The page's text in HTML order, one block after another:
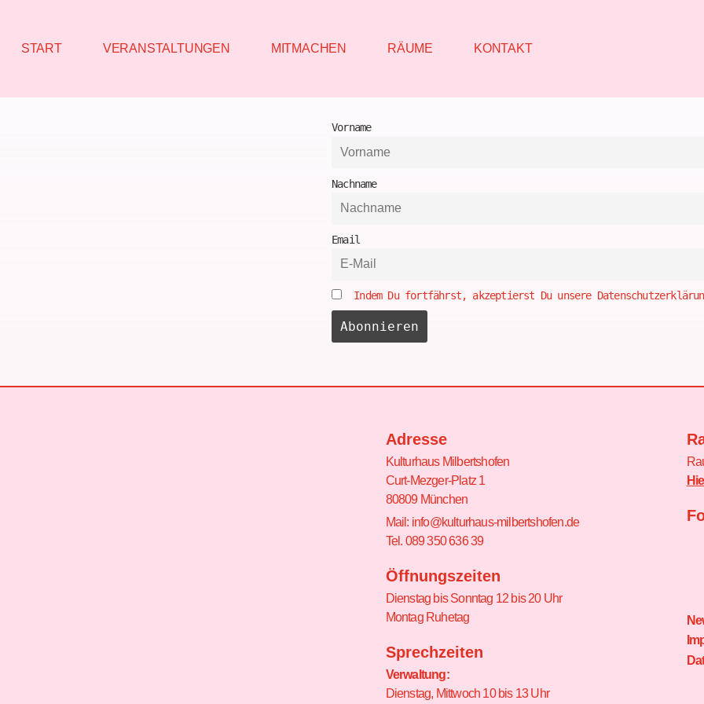
START VERANSTALTUNGEN MITMACHEN RÄUME KONTAKT
Vorname
Nachname
Email
Indem Du fortfährst, akzeptierst Du unsere
Adresse
Kulturhaus Milbertshofen
Curt-Mezger-Platz 1
80809 München
Mail: info@kulturhaus-milbertshofen.de
Tel. 089 350 636 39
Öffnungszeiten
Dienstag bis Sonntag 12 bis 20 Uhr
Montag Ruhetag
Sprechzeiten
Verwaltung:
Dienstag, Mittwoch 10 bis 13 Uhr